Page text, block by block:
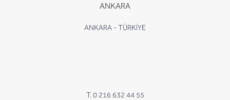
ANKARA
ANKARA - TÜRKİYE
T. 0 216 632 44 55